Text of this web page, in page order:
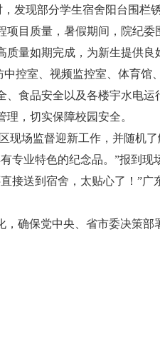
发现部分学生宿舍阳台围栏
目质量，暑假期间，院纪
量如期完成，为新生提供良
控室、视频监控室、体育馆
食品安全以及各楼宇水电运
，切实保障校园安全。
场监督迎新工作，并随机
专业特色的纪念品。”报到
送到宿舍，太贴心了！”广
确保党中央、省市委决策